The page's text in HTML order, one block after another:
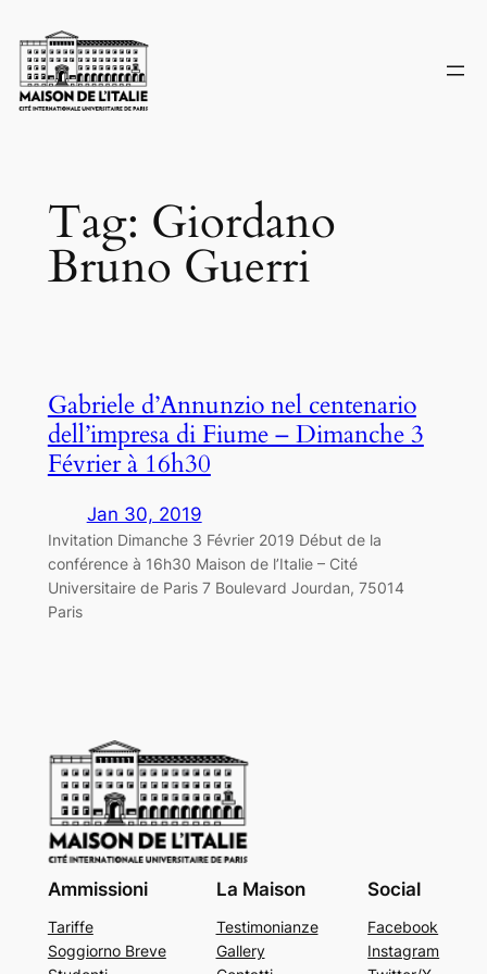
to
content
Tag: Giordano
Bruno Guerri
Gabriele d’Annunzio nel centenario
dell’impresa di Fiume – Dimanche 3
Février à 16h30
Jan 30, 2019
Invitation Dimanche 3 Février 2019 Début de la
conférence à 16h30 Maison de l’Italie – Cité
Universitaire de Paris 7 Boulevard Jourdan, 75014
Paris
Ammissioni
Tariffe
Soggiorno Breve
La Maison
Testimonianze
Gallery
Social
Facebook
Instagram